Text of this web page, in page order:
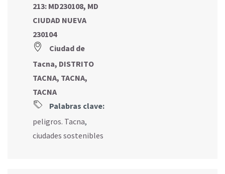
213: MD230108, MD
CIUDAD NUEVA
230104
Ciudad de
Tacna, DISTRITO
TACNA, TACNA,
TACNA
Palabras clave:
peligros. Tacna,
ciudades sostenibles